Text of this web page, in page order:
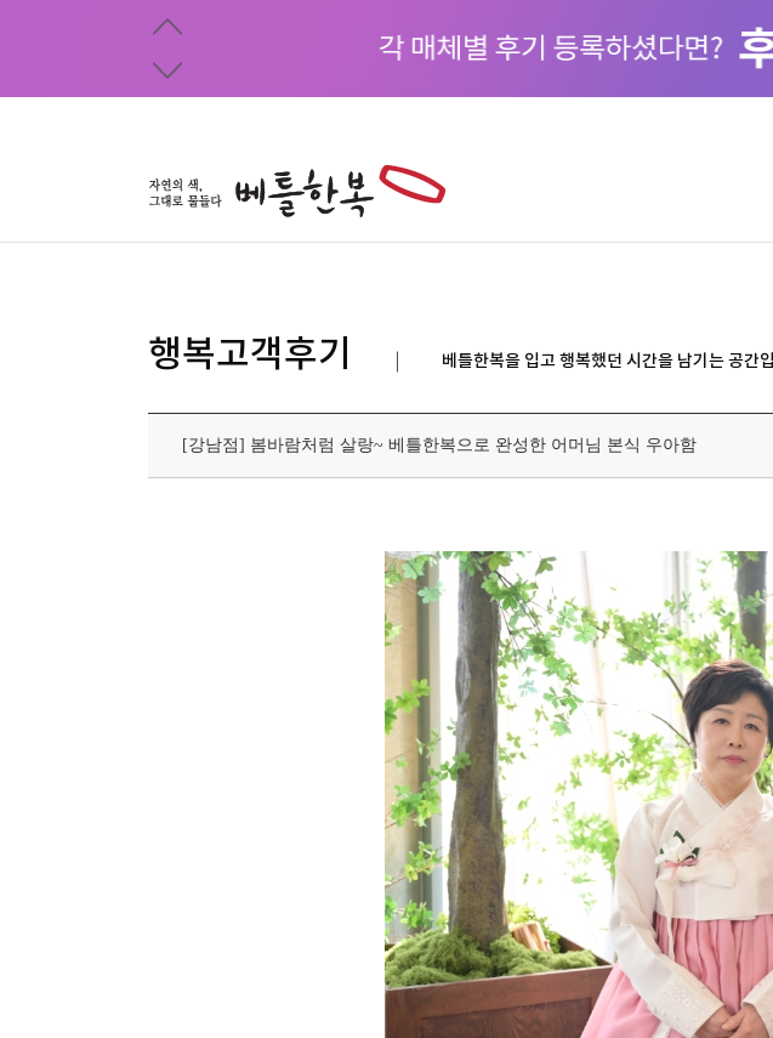
행복고객후기 베틀한복을 입고 행복했던 시간을 남기는 공간
[강남점] 봄바람처럼 살랑~ 베틀한복으로 완성한 어머님 본식 우아함